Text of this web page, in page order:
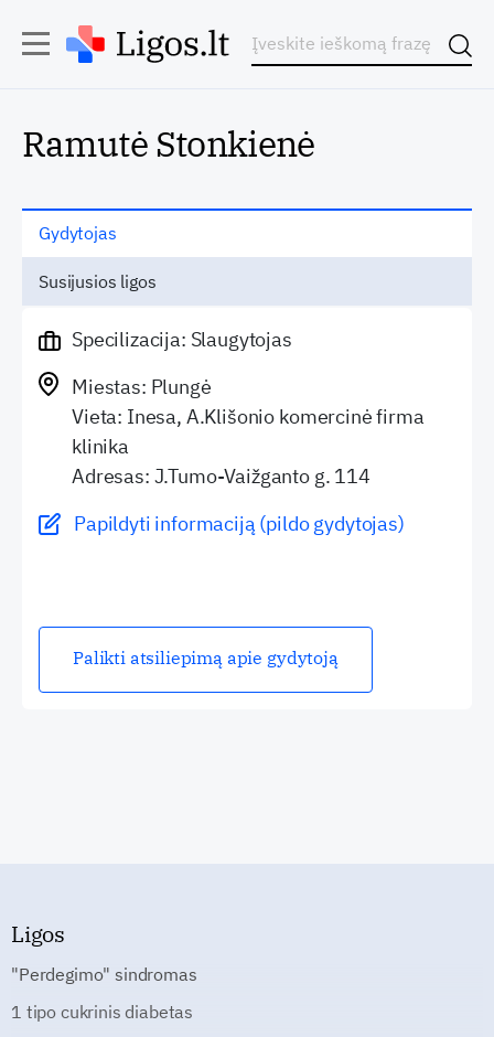
Ramutė Stonkienė
Gydytojas
Susijusios ligos
Specilizacija: Slaugytojas
Miestas: Plungė
Vieta: Inesa, A.Klišonio komercinė firma
klinika
Adresas: J.Tumo-Vaižganto g. 114
Papildyti informaciją (pildo gydytojas)
Palikti atsiliepimą apie gydytoją
Ligos
"Perdegimo" sindromas
1 tipo cukrinis diabetas